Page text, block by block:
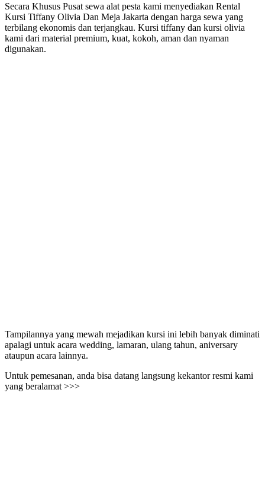
Secara Khusus Pusat sewa alat pesta kami menyediakan Rental
Kursi Tiffany Olivia Dan Meja Jakarta dengan harga sewa yang
terbilang ekonomis dan terjangkau. Kursi tiffany dan kursi olivia
kami dari material premium, kuat, kokoh, aman dan nyaman
digunakan.
Tampilannya yang mewah mejadikan kursi ini lebih banyak diminati
apalagi untuk acara wedding, lamaran, ulang tahun, aniversary
ataupun acara lainnya.
Untuk pemesanan, anda bisa datang langsung kekantor resmi kami
yang beralamat >>>